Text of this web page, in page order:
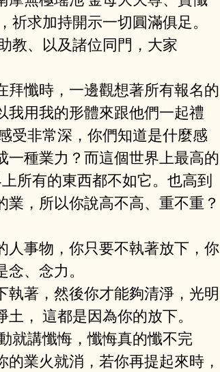
求加持開⽰⼀切圓滿俱⾜。
教、以及諸位同⾨，⼤家
懺時，⼀邊觀想著所有報名的
我⽤我的形體來跟他們⼀起禮
受非常深，你們知道是什麼感
種業⼒？⽽這個世界上最⾼的
所有的東⻄都不如它。也⾼到
，所以你說⾼不⾼、重不重？
人事物，你只要不執著放下，你
、念⼒。
著，然後你才能夠清淨，光明
， 這都是因為你的放下。
就講懺悔，懺悔真的懺不完
業⽕就消，若你再提起來時，